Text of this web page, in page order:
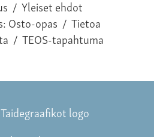
/ Yleiset ehdot
Osto-opas / Tietoa
/ TEOS-tapahtuma